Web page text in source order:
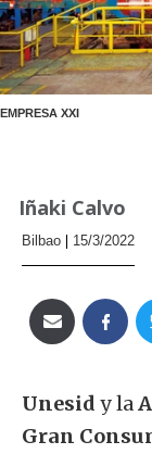
EMPRESA XXI
Iñaki Calvo
Bilbao 15/3/2022
Unesid y la
Gran